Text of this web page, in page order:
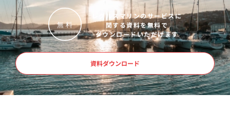
無 料
レグルスマリンのサービスに
関する資料を無料で
ダウンロードいただけます
資料ダウンロード